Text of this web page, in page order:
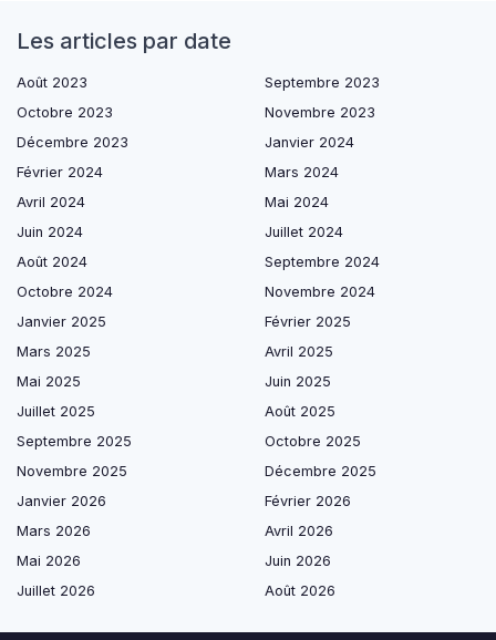
Les articles par date
Août 2023
Septembre 2023
Octobre 2023
Novembre 2023
Décembre 2023
Janvier 2024
Février 2024
Mars 2024
Avril 2024
Mai 2024
Juin 2024
Juillet 2024
Août 2024
Septembre 2024
Octobre 2024
Novembre 2024
Janvier 2025
Février 2025
Mars 2025
Avril 2025
Mai 2025
Juin 2025
Juillet 2025
Août 2025
Septembre 2025
Octobre 2025
Novembre 2025
Décembre 2025
Janvier 2026
Février 2026
Mars 2026
Avril 2026
Mai 2026
Juin 2026
Juillet 2026
Août 2026